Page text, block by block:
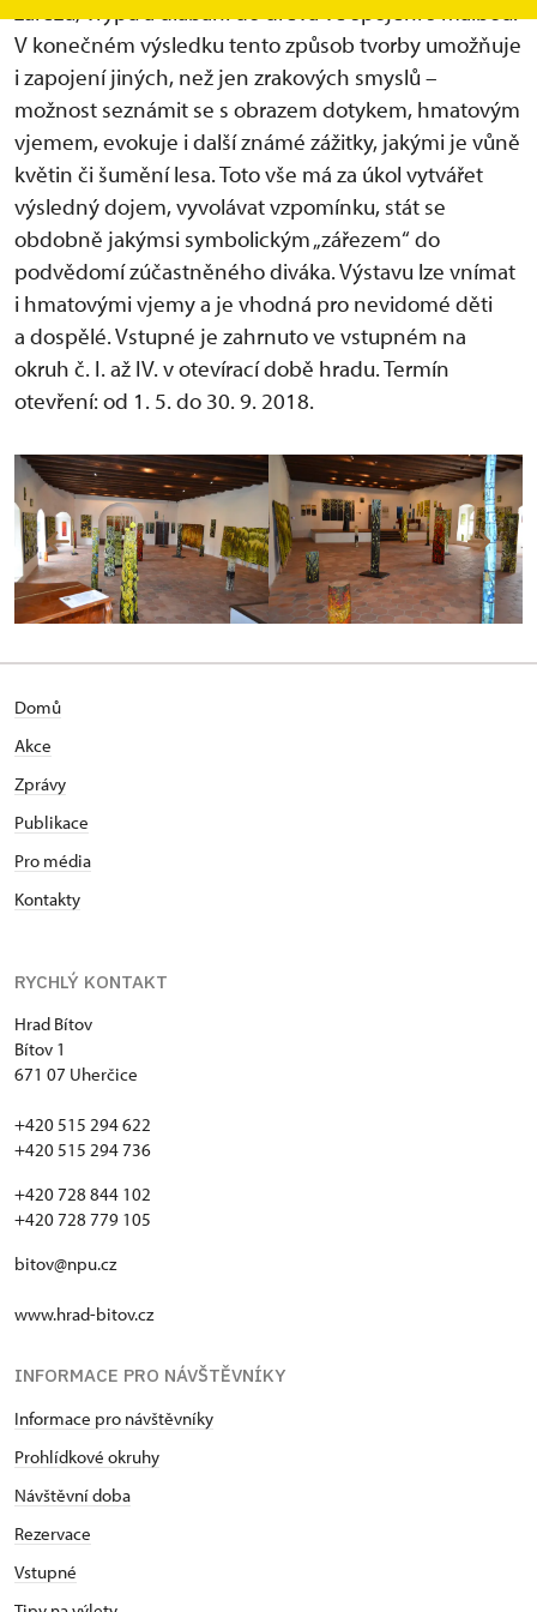
zářezů, vrypů a dlabání do dřeva ve spojení s malbou.
V konečném výsledku tento způsob tvorby umožňuje
i zapojení jiných, než jen zrakových smyslů –
možnost seznámit se s obrazem dotykem, hmatovým
vjemem, evokuje i další známé zážitky, jakými je vůně
květin či šumění lesa. Toto vše má za úkol vytvářet
výsledný dojem, vyvolávat vzpomínku, stát se
obdobně jakýmsi symbolickým „zářezem“ do
podvědomí zúčastněného diváka. Výstavu lze vnímat
i hmatovými vjemy a je vhodná pro nevidomé děti
a dospělé. Vstupné je zahrnuto ve vstupném na
okruh č. I. až IV. v otevírací době hradu. Termín
otevření: od 1. 5. do 30. 9. 2018.
Domů
Akce
Zprávy
Publikace
Pro média
Kontakty
RYCHLÝ KONTAKT
Hrad Bítov
Bítov 1
671 07 Uherčice
+420 515 294 622
+420 515 294 736
+420 728 844 102
+420 728 779 105
bitov@npu.cz
www.hrad-bitov.cz
INFORMACE PRO NÁVŠTĚVNÍKY
Informace pro návštěvníky
Prohlídkové okruhy
Návštěvní doba
Rezervace
Vstupné